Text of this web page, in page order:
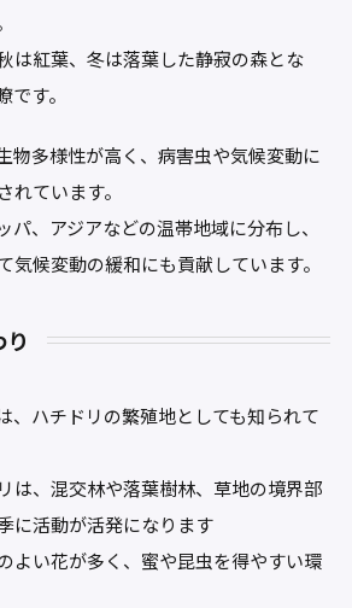
は紅葉、冬は落葉した静寂の森とな
す。
物多様性が高く、病害虫や気候変動に
れています。
パ、アジアなどの温帯地域に分布し、
気候変動の緩和にも貢献しています。
、ハチドリの繁殖地としても知られて
は、混交林や落葉樹林、草地の境界部
に活動が活発になります
よい花が多く、蜜や昆虫を得やすい環